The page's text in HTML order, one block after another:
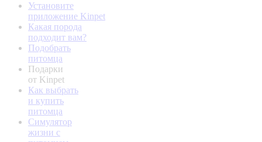
Установите
приложение Kinpet
Какая порода
подходит вам?
Подобрать
питомца
Подарки
от Kinpet
Как выбрать
и купить
питомца
Симулятор
жизни с